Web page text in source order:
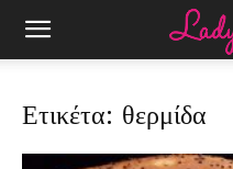
Ετικέτα: θερμίδα